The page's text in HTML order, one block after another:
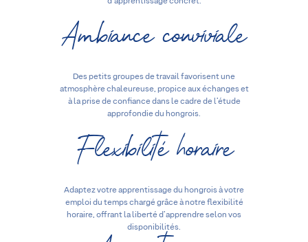
Ambiance conviviale
Des petits groupes de travail favorisent une
atmosphère chaleureuse, propice aux échanges et
à la prise de confiance dans le cadre de l’étude
approfondie du hongrois.
Flexibilité horaire
Adaptez votre apprentissage du hongrois à votre
emploi du temps chargé grâce à notre flexibilité
horaire, offrant la liberté d’apprendre selon vos
disponibilités.